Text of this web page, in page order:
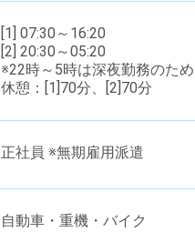
[1] 07:30～16:20
[2] 20:30～05:20
※22時～5時は深夜勤務のた
休憩：[1]70分、[2]70分
正社員 ※無期雇用派遣
自動車・重機・バイク